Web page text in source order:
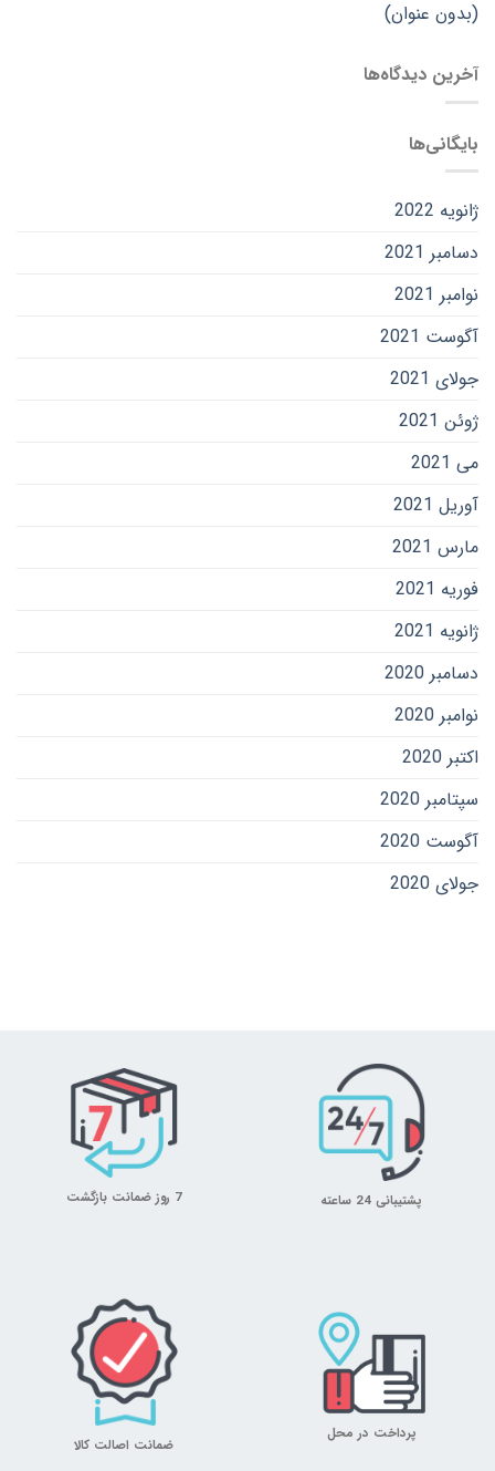
(بدون عنوان)
آخرین دیدگاه‌ها
بایگانی‌ها
ژانویه 2022
دسامبر 2021
نوامبر 2021
آگوست 2021
جولای 2021
ژوئن 2021
می 2021
آوریل 2021
مارس 2021
فوریه 2021
ژانویه 2021
دسامبر 2020
نوامبر 2020
اکتبر 2020
سپتامبر 2020
آگوست 2020
جولای 2020
پشتیبانی 24 ساعته 7 روز ضمانت بازگشت
پرداخت در محل
ضمانت اصالت کالا